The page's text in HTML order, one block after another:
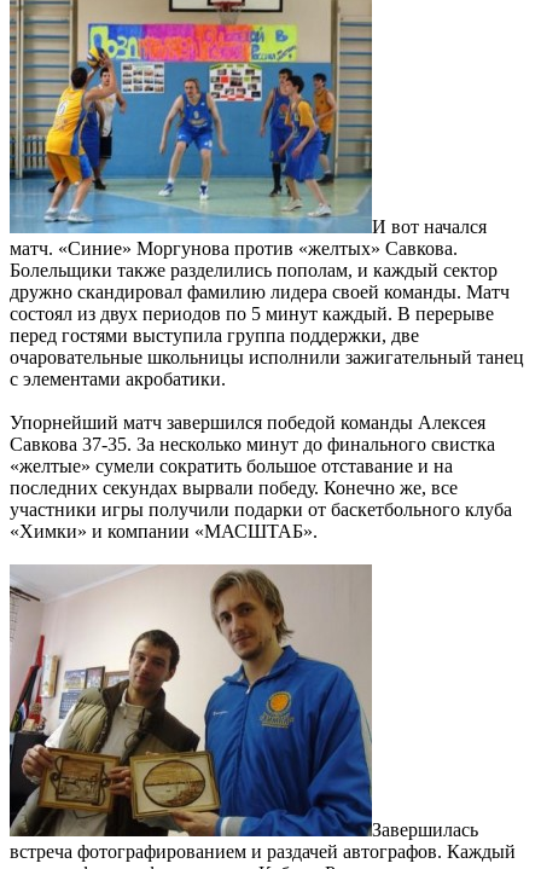
И вот начался
матч. «Синие» Моргунова против «желтых» Савкова.
Болельщики также разделились пополам, и каждый сектор
дружно скандировал фамилию лидера своей команды. Матч
состоял из двух периодов по 5 минут каждый. В перерыве
перед гостями выступила группа поддержки, две
очаровательные школьницы исполнили зажигательный танец
с элементами акробатики.
Упорнейший матч завершился победой команды Алексея
Савкова 37-35. За несколько минут до финального свистка
«желтые» сумели сократить большое отставание и на
последних секундах вырвали победу. Конечно же, все
участники игры получили подарки от баскетбольного клуба
«Химки» и компании «МАСШТАБ».
Завершилась
встреча фотографированием и раздачей автографов. Каждый